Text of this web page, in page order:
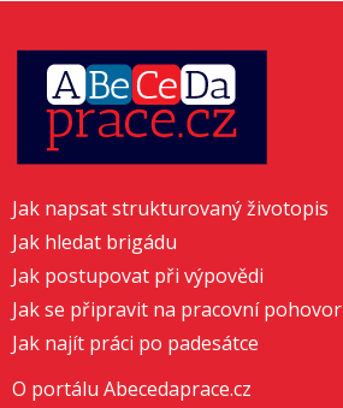
Jak napsat strukturovaný životopis
Jak hledat brigádu
Jak postupovat při výpovědi
Jak se připravit na pracovní pohovor
Jak najít práci po padesátce
O portálu Abecedaprace.cz